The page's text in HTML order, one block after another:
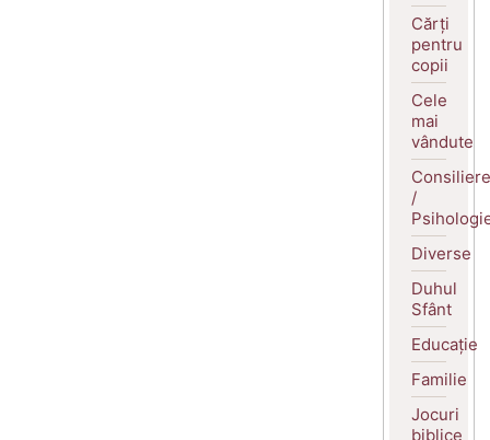
Cărți
pentru
copii
Cele
mai
vândute
Consiliere
/
Diverse
Duhul
Sfânt
Educație
Familie
Jocuri
biblice